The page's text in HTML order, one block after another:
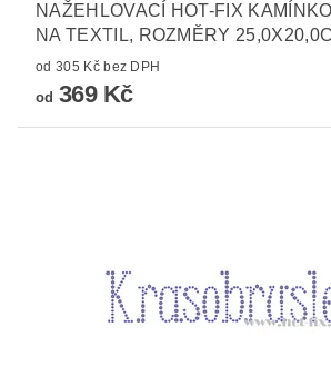
NAŽEHLOVACÍ HOT-FIX
NA TEXTIL, ROZMĚRY
od 305 Kč bez DPH
od 369 Kč